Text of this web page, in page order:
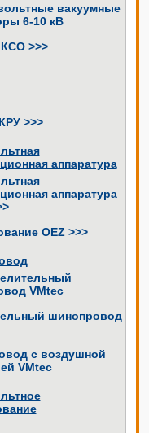
вакуумные
6-10 кВ
>>>
>>>
аппаратура
аппаратура
OEZ >>>
VMtec
шинопровод
с воздушной
VMtec